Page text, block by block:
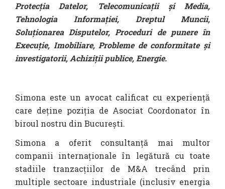
Protecția Datelor, Telecomunicații și Media,
Tehnologia Informației, Dreptul Muncii,
Soluționarea Disputelor, Proceduri de punere în
Execuție, Imobiliare, Probleme de conformitate și
investigatorii, Achiziții publice, Energie.
Simona este un avocat calificat cu experiență
care deține poziția de Asociat Coordonator în
biroul nostru din București.
Simona a oferit consultanță mai multor
companii internaționale în legătură cu toate
stadiile tranzacțiilor de M&A trecând prin
multiple sectoare industriale (inclusiv energia